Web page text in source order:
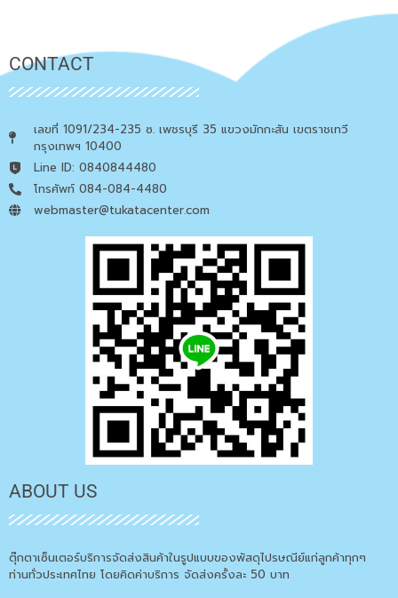
CONTACT
เลขที่ 1091/234-235 ซ. เพชรบุรี 35 แขวงมักกะสัน เขตราชเทวี
กรุงเทพฯ 10400
Line ID: 0840844480
โทรศัพท์ 084-084-4480
webmaster@tukatacenter.com
ABOUT US
ตุ๊กตาเซ็นเตอร์บริการจัดส่งสินค้าในรูปแบบของพัสดุไปรษณีย์แก่ลูกค้าทุกๆ
ท่านทั่วประเทศไทย โดยคิดค่าบริการ จัดส่งครั้งละ 50 บาท